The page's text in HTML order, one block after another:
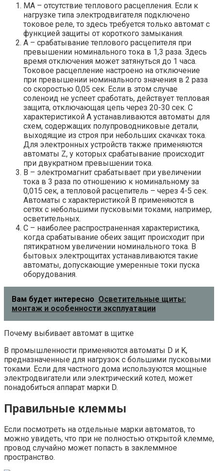
МА – отсутствие теплового расцепления. Если к
нагрузке типа электродвигателя подключено
токовое реле, то здесь требуется только автомат с
функцией защиты от короткого замыкания.
А – срабатывание теплового расцепителя при
превышении номинального тока в 1,3 раза. Здесь
время отключения может затянуться до 1 часа.
Токовое расцепление настроено на отключение
при превышении номинального значения в 2 раза
со скоростью 0,05 сек. Если в этом случае
соленоид не успеет сработать, действует тепловая
защита, отключающая цепь через 20-30 сек. С
характеристикой А устанавливаются автоматы для
схем, содержащих полупроводниковые детали,
выходящие из строя при небольших скачках тока.
Для электронных устройств также применяются
автоматы Z, у которых срабатывание происходит
при двукратном превышении тока.
В – электромагнит срабатывает при увеличении
тока в 3 раза по отношению к номинальному за
0,015 сек, а тепловой расцепитель – через 4-5 сек.
Автоматы с характеристикой В применяются в
сетях с небольшими пусковыми токами, например,
осветительных.
С – наиболее распространенная характеристика,
когда срабатывание обеих защит происходит при
пятикратном увеличении номинального тока. В
бытовых электрощитах устанавливаются такие
автоматы, допускающие умеренные токи пуска
оборудования.
Вам будет интересно Осветительные щиты:
монтаж и особенности эксплуатации
Почему выбивает автомат в щитке
В промышленности применяются автоматы D и K,
предназначенные для нагрузок с большими пусковыми
токами. Если для частного дома используются мощные
электродвигатели или электрический котел, может
понадобиться аппарат марки D.
Правильные клеммы
Если посмотреть на отдельные марки автоматов, то
можно увидеть, что при не полностью открытой клемме,
провод случайно может попасть в заклеммное
пространство.